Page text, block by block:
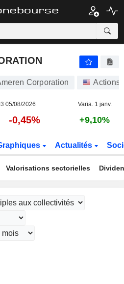
Corporation Actions
05/08/2026 Varia. 1 janv.
-0,45% +9,10%
Actualités
Valorisations sectorielles